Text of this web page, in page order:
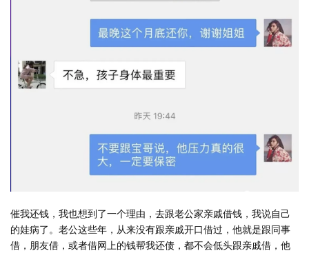
催我还钱，我也想到了一个理由，去跟老公家亲戚借钱，我说自己
的娃病了。老公这些年，从来没有跟亲戚开口借过，他就是跟同事
借，朋友借，或者借网上的钱帮我还债，都不会低头跟亲戚借，他